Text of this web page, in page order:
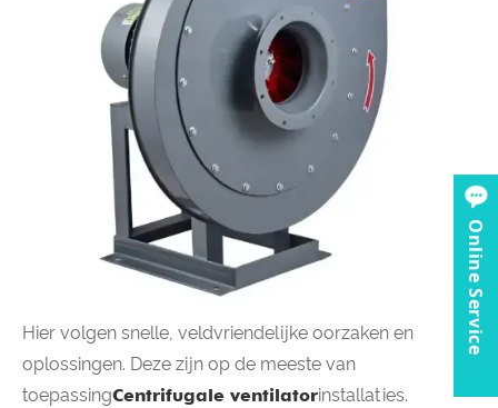
Hier volgen snelle, veldvriendelijke oorzaken en
oplossingen. Deze zijn op de meeste van
toepassingCentrifugale ventilatorinstallaties.
Online Service